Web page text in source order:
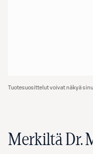
Tuotesuosittelut voivat näkyä
Merkiltä Dr.